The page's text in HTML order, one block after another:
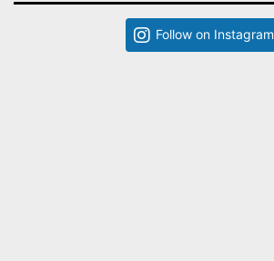
Follow on Instagram